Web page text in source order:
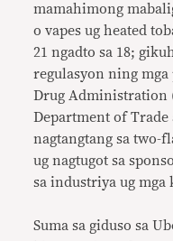
mamahimong
o vapes ug heated
21 ngadto sa 18;
regulasyon ning mga
Drug Administration
Department of
nagtangtang sa two-
ug nagtugot sa
sa industriya ug mga
Suma sa giduso sa